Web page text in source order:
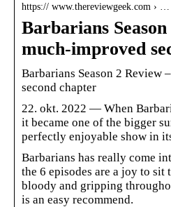
https:// www.thereviewgeek.com › …
Barbarians
much-improved
Barbarians Season 2 Review
second chapter
22. okt. 2022 — When
it became one of the bigger
perfectly enjoyable show in
Barbarians has really come
the 6 episodes are a joy to
bloody and gripping
is an easy recommend.